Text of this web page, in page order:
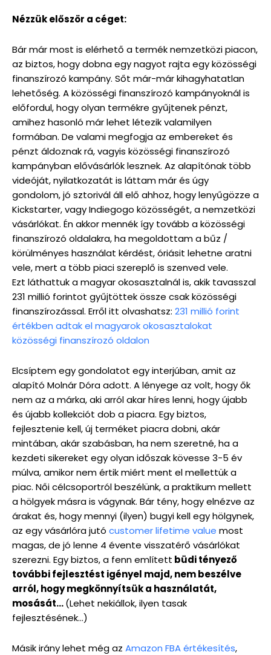
Nézzük először a céget:
Bár már most is elérhető a termék nemzetközi piacon,
az biztos, hogy dobna egy nagyot rajta egy közösségi
finanszírozó kampány. Sőt már-már kihagyhatatlan
lehetőség. A közösségi finanszírozó kampányoknál is
előfordul, hogy olyan termékre gyűjtenek pénzt,
amihez hasonló már lehet létezik valamilyen
formában. De valami megfogja az embereket és
pénzt áldoznak rá, vagyis közösségi finanszírozó
kampányban elővásárlók lesznek. Az alapítónak több
videóját, nyilatkozatát is láttam már és úgy
gondolom, jó sztorivál áll elő ahhoz, hogy lenyűgözze a
Kickstarter, vagy Indiegogo közösségét, a nemzetközi
vásárlókat. Én akkor mennék így tovább a közösségi
finanszírozó oldalakra, ha megoldottam a bűz /
körülményes használat kérdést, óriásit lehetne aratni
vele, mert a több piaci szereplő is szenved vele.
Ezt láthattuk a magyar okosasztalnál is, akik tavasszal
231 millió forintot gyűjtöttek össze csak közösségi
finanszírozással. Erről itt olvashatsz: 231 millió forint
értékben adtak el magyarok okosasztalokat
közösségi finanszírozó oldalon
Elcsíptem egy gondolatot egy interjúban, amit az
alapító Molnár Dóra adott. A lényege az volt, hogy ők
nem az a márka, aki arról akar híres lenni, hogy újabb
és újabb kollekciót dob a piacra. Egy biztos,
fejlesztenie kell, új terméket piacra dobni, akár
mintában, akár szabásban, ha nem szeretné, ha a
kezdeti sikereket egy olyan időszak kövesse 3-5 év
múlva, amikor nem értik miért ment el mellettük a
piac. Női célcsoportról beszélünk, a praktikum mellett
a hölgyek másra is vágynak. Bár tény, hogy elnézve az
árakat és, hogy mennyi (ilyen) bugyi kell egy hölgynek,
az egy vásárlóra jutó customer lifetime value most
magas, de jó lenne 4 évente visszatérő vásárlókat
szerezni. Egy biztos, a fenn említett büdi tényező
további fejlesztést igényel majd, nem beszélve
arról, hogy megkönnyítsük a használatát,
mosását…(Lehet nekiállok, ilyen tasak
fejlesztésének…)
Másik irány lehet még az Amazon FBA értékesítés,